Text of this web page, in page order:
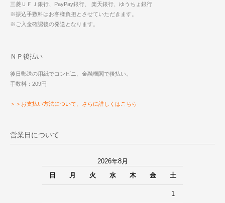
三菱ＵＦＪ銀行、PayPay銀行、 楽天銀行、ゆうちょ銀行
※振込手数料はお客様負担とさせていただきます。
※ご入金確認後の発送となります。
ＮＰ後払い
後日郵送の用紙でコンビニ、金融機関で後払い。
手数料：209円
＞＞お支払い方法について、さらに詳しくはこちら
営業日について
2026年8月
日
月 火 水 木 金 土
1